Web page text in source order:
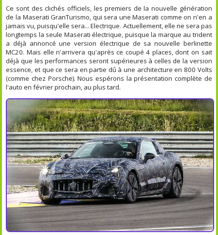
Ce sont des clichés officiels, les premiers de la nouvelle génération
de la Maserati GranTurismo, qui sera une Maserati comme on n'en a
jamais vu, puisqu'elle sera... Electrique. Actuellement, elle ne sera pas
longtemps la seule Maserati électrique, puisque la marque au trident
a déjà annoncé une version électrique de sa nouvelle berlinette
MC20. Mais elle n'arrivera qu'après ce coupé 4 places, dont on sait
déjà que les performances seront supérieures à celles de la version
essence, et que ce sera en partie dû à une architecture en 800 Volts
(comme chez Porsche). Nous espérons la présentation complète de
l'auto en février prochain, au plus tard.